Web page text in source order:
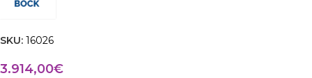
SKU: 16026
3.914,00€